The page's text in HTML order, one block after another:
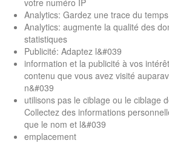
Analytics: Gardez une trace du
Analytics: augmente la qualité des
statistiques
Publicité: Adaptez l&#039
information et la publicité à vos
contenu que vous avez visité
n&#039
utilisons pas le ciblage ou le ciblage
Collectez des informations
que le nom et l&#039
emplacement